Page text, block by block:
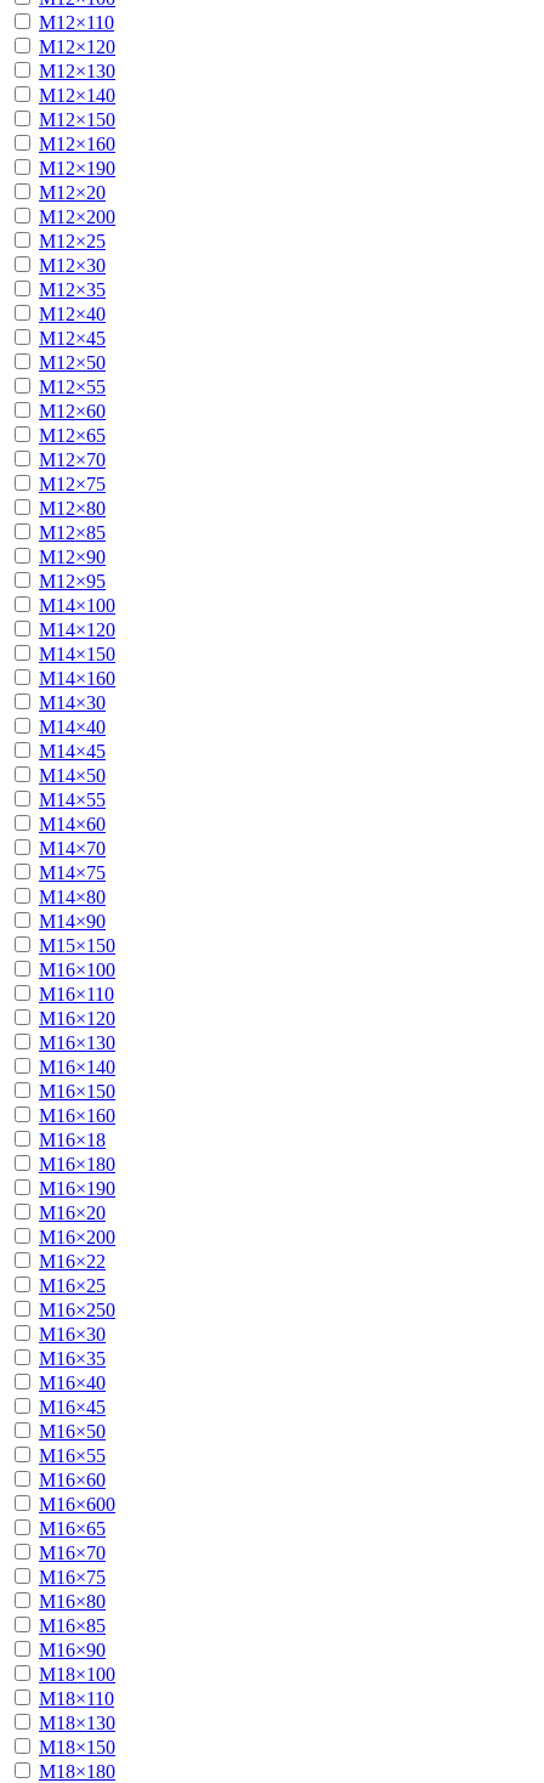
М12×110
М12×120
М12×130
М12×140
М12×150
М12×160
М12×190
М12×20
М12×200
М12×25
М12×30
М12×35
М12×40
М12×45
М12×50
М12×55
М12×60
М12×65
М12×70
М12×75
М12×80
М12×85
М12×90
М12×95
М14×100
М14×120
М14×150
М14×160
М14×30
М14×40
М14×45
М14×50
М14×55
М14×60
М14×70
М14×75
М14×80
М14×90
М15×150
М16×100
М16×110
М16×120
М16×130
М16×140
М16×150
М16×160
М16×18
М16×180
М16×190
М16×20
М16×200
М16×22
М16×25
М16×250
М16×30
М16×35
М16×40
М16×45
М16×50
М16×55
М16×60
М16×600
М16×65
М16×70
М16×75
М16×80
М16×85
М16×90
М18×100
М18×110
М18×130
М18×150
М18×180